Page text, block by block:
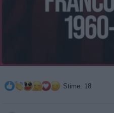
Stime: 18